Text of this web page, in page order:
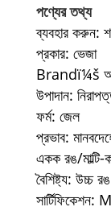
পণ্যের তথ্য
ব্যবহার করুন:
প্রকার: ভেজা
Brandï¼š
উপাদান:
ফর্ম: জেল
প্রভাব:
একক রঙ/
বৈশিষ্ট্য: উচ্চ